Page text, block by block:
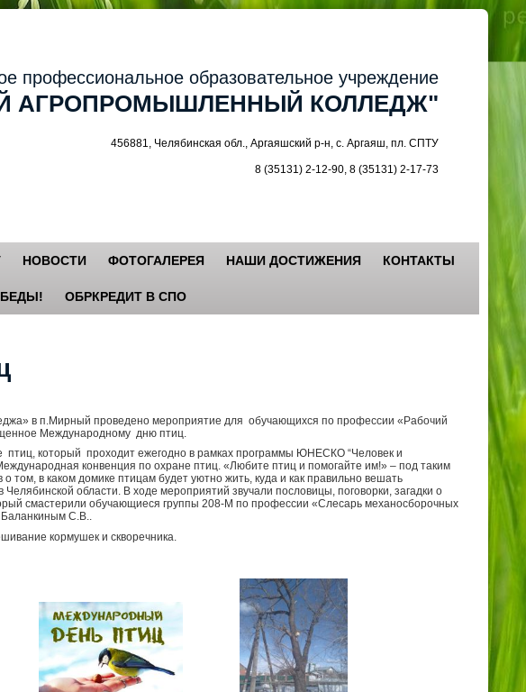
образовательное учреждение
КОЛЛЕДЖ"
456881, Челябинская обл., Аргаяшский р-н, с. Аргаяш, пл. СПТУ
8 (35131) 2-12-90, 8 (35131) 2-17-73
НОВОСТИ ФОТОГАЛЕРЕЯ НАШИ ДОСТИЖЕНИЯ КОНТАКТЫ
ОБРКРЕДИТ В СПО
в п.Мирный проведено мероприятие для обучающихся по профессии «Рабочий
Международному дню птиц.
который проходит ежегодно в рамках программы ЮНЕСКО “Человек и
конвенция по охране птиц. «Любите птиц и помогайте им!» – под таким
том, в каком домике птицам будет уютно жить, куда и как правильно вешать
области. В ходе мероприятий звучали пословицы, поговорки, загадки о
смастерили обучающиеся группы 208-М по профессии «Слесарь механосборочных
Баланкиным С.В..
кормушек и скворечника.